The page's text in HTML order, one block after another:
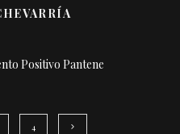
Positivo Pantene
4